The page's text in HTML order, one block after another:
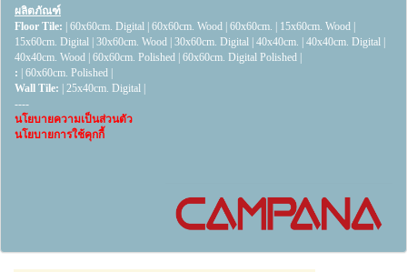
ผลิตภัณฑ์
Floor Tile: | 60x60cm. Digital | 60x60cm. Wood | 60x60cm. | 15x60cm. Wood |
15x60cm. Digital | 30x60cm. Wood | 30x60cm. Digital | 40x40cm. | 40x40cm. Digital |
40x40cm. Wood | 60x60cm. Polished | 60x60cm. Digital Polished |
: | 60x60cm. Polished |
Wall Tile: | 25x40cm. Digital |
----
นโยบายความเป็นส่วนตัว
นโยบายการใช้คุกกี้